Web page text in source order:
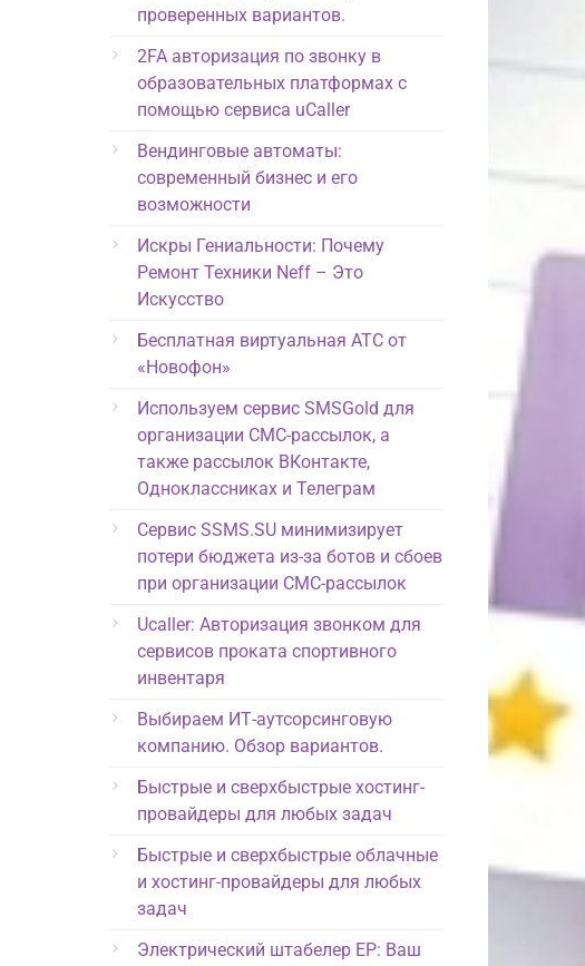
проверенных вариантов.
2FA авторизация по звонку в
образовательных платформах с
помощью сервиса uCaller
Вендинговые автоматы:
современный бизнес и его
возможности
Искры Гениальности: Почему
Ремонт Техники Neff – Это
Искусство
Бесплатная виртуальная АТС от
«Новофон»
Используем сервис SMSGold для
организации СМС-рассылок, а
также рассылок ВКонтакте,
Одноклассниках и Телеграм
Сервис SSMS.SU минимизирует
потери бюджета из-за ботов и сбоев
при организации СМС-рассылок
Ucaller: Авторизация звонком для
сервисов проката спортивного
инвентаря
Выбираем ИТ-аутсорсинговую
компанию. Обзор вариантов.
Быстрые и сверхбыстрые хостинг-
провайдеры для любых задач
Быстрые и сверхбыстрые облачные
и хостинг-провайдеры для любых
задач
Электрический штабелер EP: Ваш